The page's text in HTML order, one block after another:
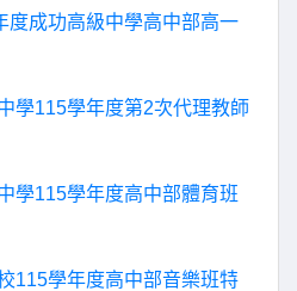
度成功高級中學高中部高一
學115學年度第2次代理教師
學115學年度高中部體育班
115學年度高中部音樂班特